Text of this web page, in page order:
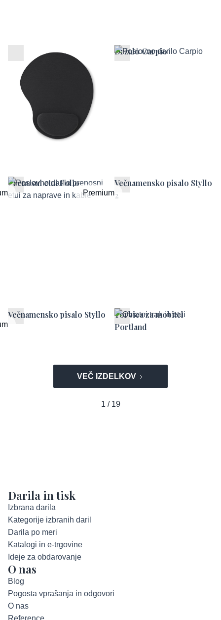
Ergonomska podloga za
miško
Držalo Carpio
Prenosni etui Folio
Premium
Večnamensko pisalo Styllo
2
Večnamensko pisalo Styllo
Torbica za mobitel
Portland
VEČ IZDELKOV
1 / 19
Darila in tisk
Izbrana darila
Kategorije izbranih daril
Darila po meri
Katalogi in e-trgovine
Ideje za obdarovanje
O nas
Blog
Pogosta vprašanja in odgovori
O nas